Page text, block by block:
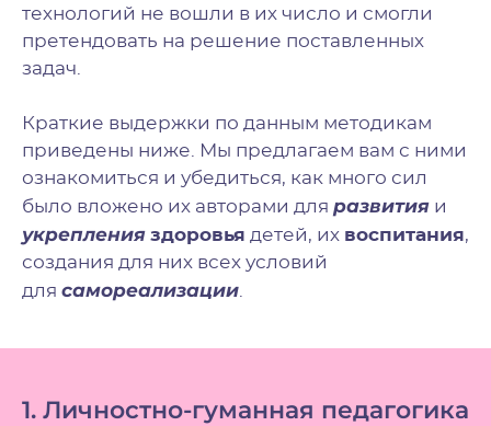
технологий не вошли в их число и смогли
претендовать на решение поставленных
задач.
Краткие выдержки по данным методикам
приведены ниже. Мы предлагаем вам с ними
ознакомиться и убедиться, как много сил
было вложено их авторами для развития и
укрепления здоровья детей, их воспитания,
создания для них всех условий
для самореализации
1. Личностно-гуманная педагогика